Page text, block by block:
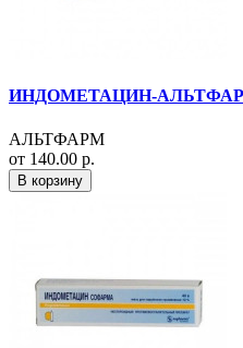
ИНДОМЕТАЦИН-
АЛЬТФАРМ
от 140.00 р.
В корзину